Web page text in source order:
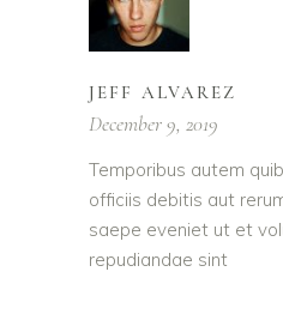
JEFF ALVAREZ
December 9, 2019
Temporibus autem
officiis debitis aut
saepe eveniet ut et
repudiandae sint